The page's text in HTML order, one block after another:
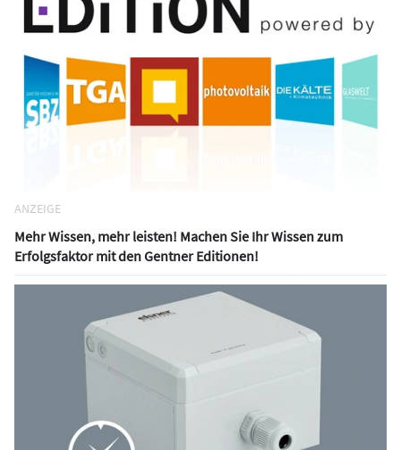
ANZEIGE
Mehr Wissen, mehr leisten! Machen Sie Ihr Wissen zum
Erfolgsfaktor mit den Gentner Editionen!